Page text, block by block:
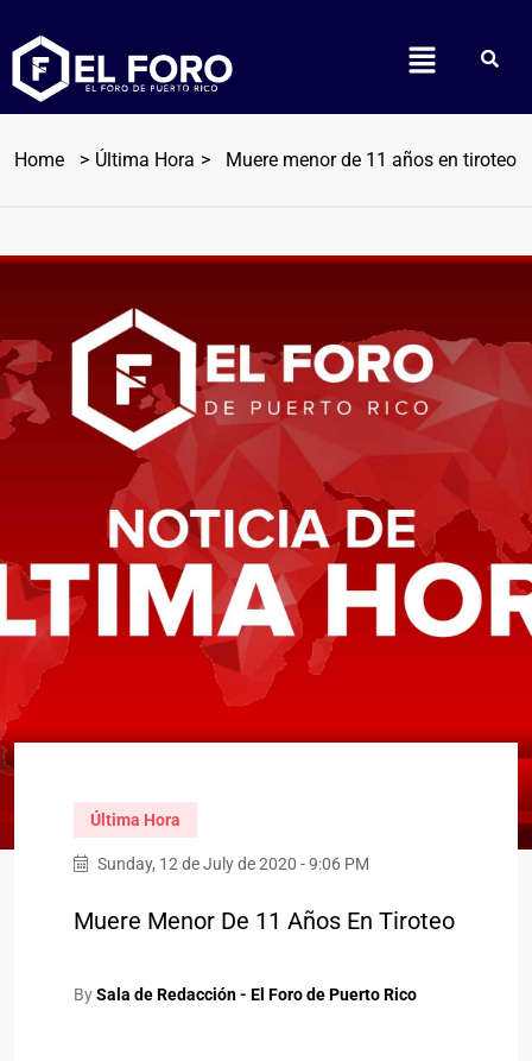
Home Última Hora Muere menor de 11 años en tiroteo
Última Hora
Sunday, 12 de July de 2020 - 9:06 PM
Muere Menor De 11 Años En Tiroteo
BySala de Redacción - El Foro de Puerto Rico